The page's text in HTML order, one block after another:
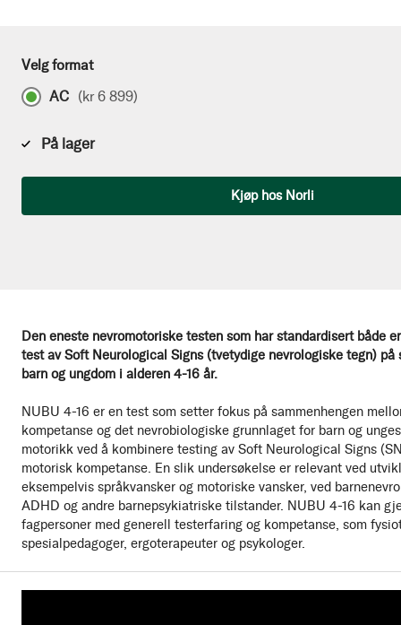
Den eneste nevromotoriske testen som har standardisert både
test av Soft Neurological Signs (tvetydige nevrologiske tegn) på
barn og ungdom i alderen 4-16 år.
NUBU 4-16 er en test som setter fokus på sammenhengen
kompetanse og det nevrobiologiske grunnlaget for barn og
motorikk ved å kombinere testing av Soft Neurological Signs
motorisk kompetanse. En slik undersøkelse er relevant ved
eksempelvis språkvansker og motoriske vansker, ved
ADHD og andre barnepsykiatriske tilstander. NUBU 4-16 kan
fagpersoner med generell testerfaring og kompetanse, som
spesialpedagoger, ergoterapeuter og psykologer.
Velg format
AC (kr 6 899)
På lager
Kjøp hos Norli